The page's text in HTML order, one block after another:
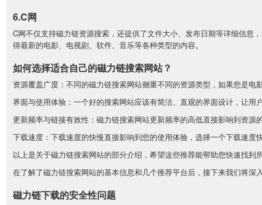
6.C网
C网不仅支持磁力链资源搜索，还提供了文件大小、发布日期等详细信息
得最新的电影、电视剧、软件、音乐等各种类型的内容。
如何选择适合自己的磁力链搜索网站？
资源覆盖广度：不同的磁力链搜索网站侧重不同的资源类型，如果您是
界面与使用体验：一个好的搜索网站应该有简洁、直观的界面设计，让用
更新频率与链接有效性：磁力链搜索网站更新频率的高低直接影响到资
下载速度：下载速度的快慢直接影响到您的使用体验，选择一个下载速
以上是关于磁力链搜索网站的部分介绍，希望这些推荐能帮助您快速找到
在了解了磁力链搜索网站的基本信息和几个推荐平台后，接下来我们将
磁力链下载的安全性问题